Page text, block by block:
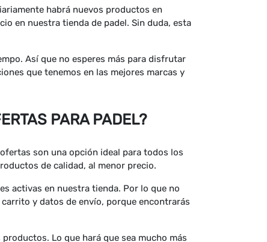
habrá nuevos productos en
en nuestra tienda de padel. Sin duda, esta
Así que no esperes más para disfrutar
que tenemos en las mejores marcas y
PARA PADEL?
son una opción ideal para todos los
de calidad, al menor precio.
activas en nuestra tienda. Por lo que no
y datos de envío, porque encontrarás
Lo que hará que sea mucho más